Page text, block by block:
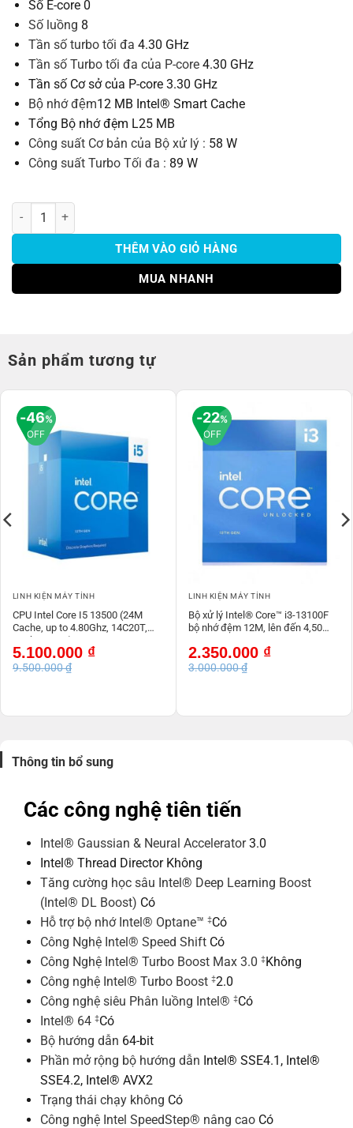
Số E-core 0
Số luồng 8
Tần số turbo tối đa 4.30 GHz
Tần số Turbo tối đa của P-core 4.30 GHz
Tần số Cơ sở của P-core 3.30 GHz
Bộ nhớ đệm12 MB Intel® Smart Cache
Tổng Bộ nhớ đệm L25 MB
Công suất Cơ bản của Bộ xử lý : 58 W
Công suất Turbo Tối đa : 89 W
Bộ xử lý Intel® Core™ i3-12100F bộ nhớ đệm 12M, lên đến 4,30 GHz
THÊM VÀO GIỎ HÀNG
MUA NHANH
Sản phẩm tương tự
46%
OFF
LINH KIỆN MÁY TÍNH
CPU Intel Core I5 13500 (24M
Cache, up to 4.80Ghz, 14C20T,
Socket 1700) New Tray
9.500.000₫
Giá
gốc
là:
5.100.000 ₫
Giá
hiện
tại
22%
OFF
LINH KIỆN MÁY TÍNH
Bộ xử lý Intel® Core™ i3-13100F
bộ nhớ đệm 12M, lên đến 4,50
3.000.000₫
Giá
gốc
là:
2.350.000 ₫
Giá
hiện
tại
Thông tin bổ sung
Các công nghệ tiên tiến
Intel® Gaussian & Neural Accelerator3.0
Intel® Thread Director Không
Tăng cường học sâu Intel® Deep Learning Boost
(Intel® DL Boost) Có
Hỗ trợ bộ nhớ Intel® Optane™ ‡Có
Công Nghệ Intel® Speed Shift Có
Công Nghệ Intel® Turbo Boost Max 3.0 ‡Không
Công nghệ Intel® Turbo Boost ‡2.0
Công nghệ siêu Phân luồng Intel® ‡Có
Intel® 64 ‡Có
Bộ hướng dẫn 64-bit
Phần mở rộng bộ hướng dẫn Intel® SSE4.1, Intel®
SSE4.2, Intel® AVX2
Trạng thái chạy không Có
Công nghệ Intel SpeedStep® nâng cao Có